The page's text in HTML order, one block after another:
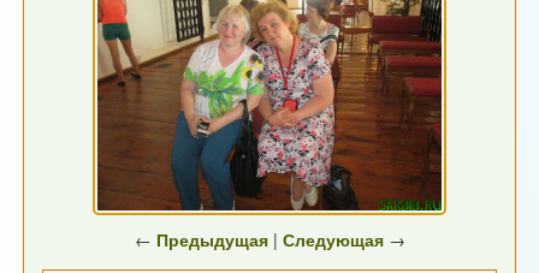
← Предыдущая| Следующая→